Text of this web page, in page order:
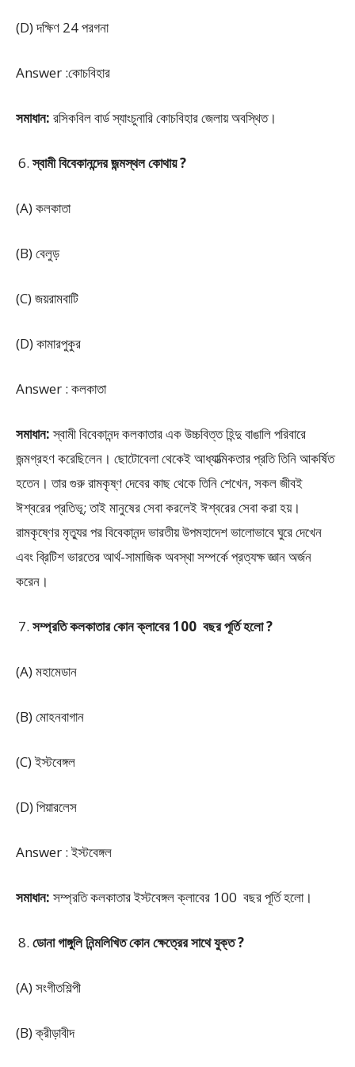
(D) দক্ষিণ 24 পরগনা
Answer :কোচবিহার
সমাধান: রসিকবিল বার্ড স্যাংচুনারি কোচবিহার জেলায় অবস্থিত।
স্বামী বিবেকানন্দের জন্মস্থল কোথায় ?
(A) কলকাতা
(B) বেলুড়
(C) জয়রামবাটি
(D) কামারপুকুর
Answer : কলকাতা
সমাধান:স্বামী বিবেকানন্দ কলকাতার এক উচ্চবিত্ত হিন্দু বাঙালি পরিবারে
জন্মগ্রহণ করেছিলেন। ছোটোবেলা থেকেই আধ্যাত্মিকতার প্রতি তিনি আকর্ষিত
হতেন। তার গুরু রামকৃষ্ণ দেবের কাছ থেকে তিনি শেখেন, সকল জীবই
ঈশ্বরের প্রতিভূ; তাই মানুষের সেবা করলেই ঈশ্বরের সেবা করা হয়।
রামকৃষ্ণের মৃত্যুর পর বিবেকানন্দ ভারতীয় উপমহাদেশ ভালোভাবে ঘুরে দেখেন
এবং ব্রিটিশ ভারতের আর্থ-সামাজিক অবস্থা সম্পর্কে প্রত্যক্ষ জ্ঞান অর্জন
করেন।
সম্প্রতি কলকাতার কোন ক্লাবের 100 বছর পূর্তি হলো ?
(A) মহামেডান
(B) মোহনবাগান
(C) ইস্টবেঙ্গল
(D) পিয়ারলেস
Answer : ইস্টবেঙ্গল
সমাধান: সম্প্রতি কলকাতার ইস্টবেঙ্গল ক্লাবের 100 বছর পূর্তি হলো।
ডোনা গাঙ্গুলি নিন্মলিখিত কোন ক্ষেত্রের সাথে যুক্ত ?
(A) সংগীতশিল্পী
(B) ক্রীড়াবীদ